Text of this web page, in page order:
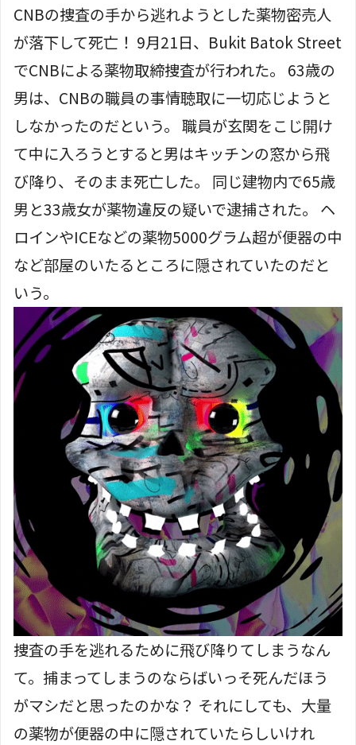
CNBの捜査の手から逃れようとした薬物密売人
が落下して死亡！ 9月21日、Bukit Batok Street
でCNBによる薬物取締捜査が行われた。 63歳の
男は、CNBの職員の事情聴取に一切応じようと
しなかったのだという。 職員が玄関をこじ開け
て中に入ろうとすると男はキッチンの窓から飛
び降り、そのまま死亡した。 同じ建物内で65歳
男と33歳女が薬物違反の疑いで逮捕された。 ヘ
ロインやICEなどの薬物5000グラム超が便器の中
など部屋のいたるところに隠されていたのだと
いう。
捜査の手を逃れるために飛び降りてしまうなん
て。捕まってしまうのならばいっそ死んだほう
がマシだと思ったのかな？ それにしても、大量
の薬物が便器の中に隠されていたらしいけれ